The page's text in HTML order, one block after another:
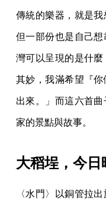
傳統的樂器，就是我
但一部份也是自己
灣可以呈現的是什
其妙，我滿希望『
出來。」而這六首
家的景點與故事。
大稻埕，今日
〈水門〉以銅管拉